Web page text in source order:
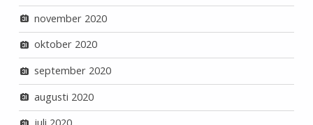
november 2020
oktober 2020
september 2020
augusti 2020